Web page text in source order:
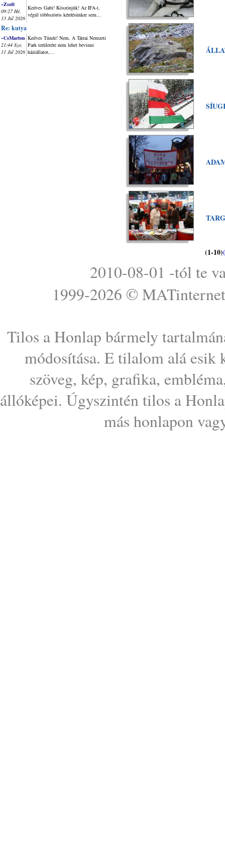
~Zsolt
09:27 Hé,
13 Júl 2026
Kedves Gabi! Köszönjük! Az IFA-t,
végül többszörös kérdésünkre sem...
Re: kutya
~CsMarton
21:44 Szo,
11 Júl 2026
Kedves Tünde! Nem. A Tátrai Nemzeti
Park területére nem lehet bevinni
háziállatot,...
(1-10)
2010-08-01 -tól te
1999-2026 © MATinternet
Tilos a Honlap bármely
módosítása. E tilalom alá esik
szöveg, kép, grafika,
állóképei. Úgyszintén tilos a
más honlapon